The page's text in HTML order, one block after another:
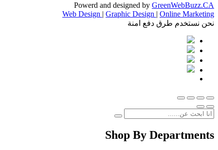
Powerd and designed by GreenWebBuzz.CA
Web Design | Graphic Design | Online Marketing
نحن نستخدم طرق دفع امنة
Shop By Departments